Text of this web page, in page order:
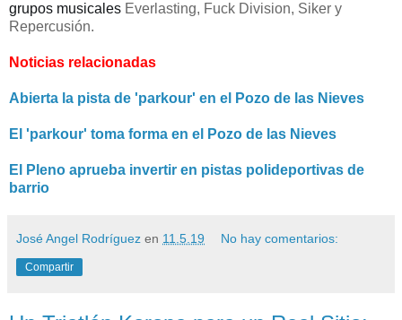
grupos musicales Everlasting, Fuck Division, Siker y
Repercusión.
Noticias relacionadas
Abierta la pista de 'parkour' en el Pozo de las Nieves
El 'parkour' toma forma en el Pozo de las Nieves
El Pleno aprueba invertir en pistas polideportivas de
barrio
José Angel Rodríguez en 11.5.19 No hay comentarios:
Compartir